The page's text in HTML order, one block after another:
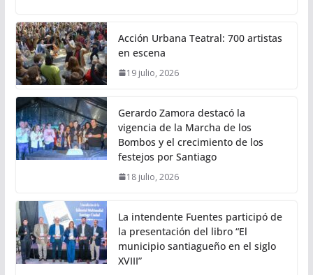
Acción Urbana Teatral: 700 artistas
en escena
19 julio, 2026
Gerardo Zamora destacó la
vigencia de la Marcha de los
Bombos y el crecimiento de los
festejos por Santiago
18 julio, 2026
La intendente Fuentes participó de
la presentación del libro “El
municipio santiagueño en el siglo
XVIII”